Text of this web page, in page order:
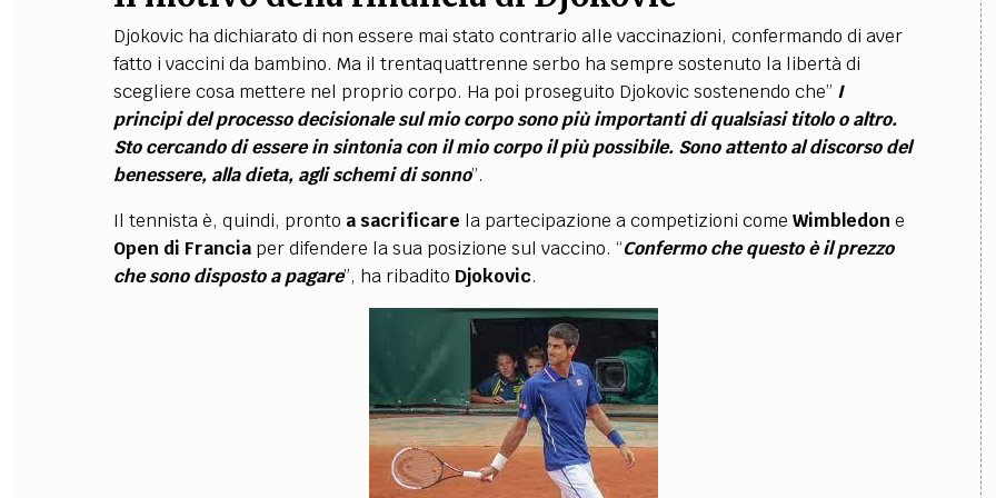
Djokovicha dichiarato di non essere mai stato contrario alle vaccinazioni, confermando di aver
fatto i vaccini da bambino. Ma il trentaquattrenne serbo ha sempre sostenuto la libertà di
scegliere cosa mettere nel proprio corpo. Ha poi proseguito Djokovic sostenendo che” I
principi del processo decisionale sul mio corpo sono più importanti di qualsiasi titolo o altro.
Sto cercando di essere in sintonia con il mio corpo il più possibile. Sono attento al discorso del
benessere, alla dieta, agli schemi di sonno”.
Il tennista è, quindi, pronto a sacrificare la partecipazione a competizioni come Wimbledone
Open di Franciaper difendere la sua posizione sul vaccino. “Confermo che questo è il prezzo
che sono disposto a pagare”, ha ribadito Djokovic.